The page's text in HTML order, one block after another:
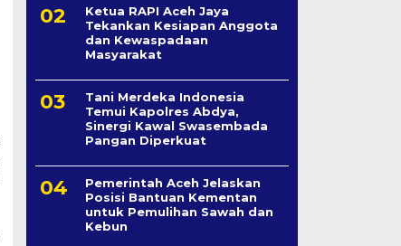
Ketua RAPI Aceh Jaya
Tekankan Kesiapan Anggota
dan Kewaspadaan
Masyarakat
Tani Merdeka Indonesia
Temui Kapolres Abdya,
Sinergi Kawal Swasembada
Pangan Diperkuat
Pemerintah Aceh Jelaskan
Posisi Bantuan Kementan
untuk Pemulihan Sawah dan
Kebun